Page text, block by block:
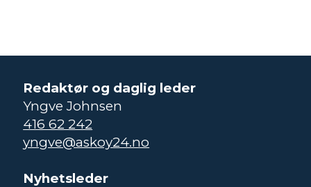
Redaktør og daglig leder
Yngve Johnsen
416 62 242
yngve@askoy24.no
Nyhetsleder